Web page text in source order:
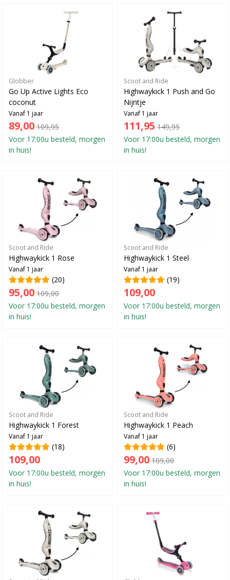
Globber
Go Up Active Lights Eco
coconut
Vanaf 1 jaar
89,00 109,95
Voor 17:00u besteld, morgen
in huis!
Scoot and Ride
Highwaykick 1 Push and Go
Nijntje
Vanaf 1 jaar
111,95 149,95
Voor 17:00u besteld, morgen
in huis!
Scoot and Ride
Highwaykick 1 Rose
Vanaf 1 jaar
(20)
95,00 109,00
Voor 17:00u besteld, morgen
in huis!
Scoot and Ride
Highwaykick 1 Steel
Vanaf 1 jaar
(19)
109,00
Voor 17:00u besteld, morgen
in huis!
Scoot and Ride
Highwaykick 1 Forest
Vanaf 1 jaar
(18)
109,00
Voor 17:00u besteld, morgen
in huis!
Scoot and Ride
Highwaykick 1 Peach
Vanaf 1 jaar
(6)
99,00 109,00
Voor 17:00u besteld, morgen
in huis!